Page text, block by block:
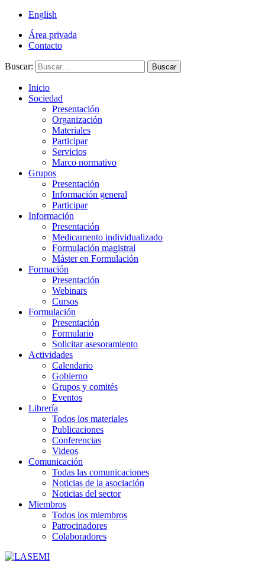
English
Área privada
Contacto
Buscar: Buscar
Inicio
Sociedad
Presentación
Organización
Materiales
Participar
Servicios
Marco normativo
Grupos
Presentación
Información general
Participar
Información
Presentación
Medicamento individualizado
Formulación magistral
Máster en Formulación
Formación
Presentación
Webinars
Cursos
Formulación
Presentación
Formulario
Solicitar asesoramiento
Actividades
Calendario
Gobierno
Grupos y comités
Eventos
Librería
Todos los materiales
Publicaciones
Conferencias
Videos
Comunicación
Todas las comunicaciones
Noticias de la asociación
Noticias del sector
Miembros
Todos los miembros
Patrocinadores
Colaboradores